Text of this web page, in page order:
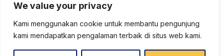
We value your privacy
Kami menggunakan cookie untuk membantu pengunjung
kami mendapatkan pengalaman terbaik di situs web kami.